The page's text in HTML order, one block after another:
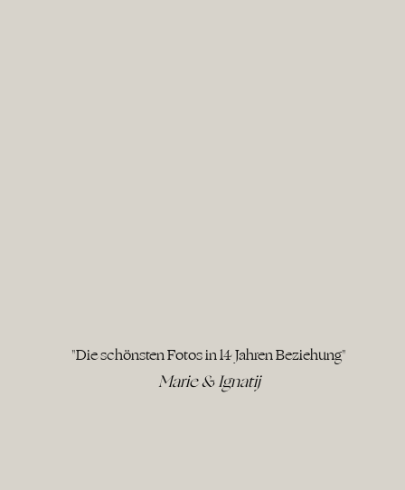
"Die schönsten Fotos in 14 Jahren Beziehung"
Marie & Ignatij